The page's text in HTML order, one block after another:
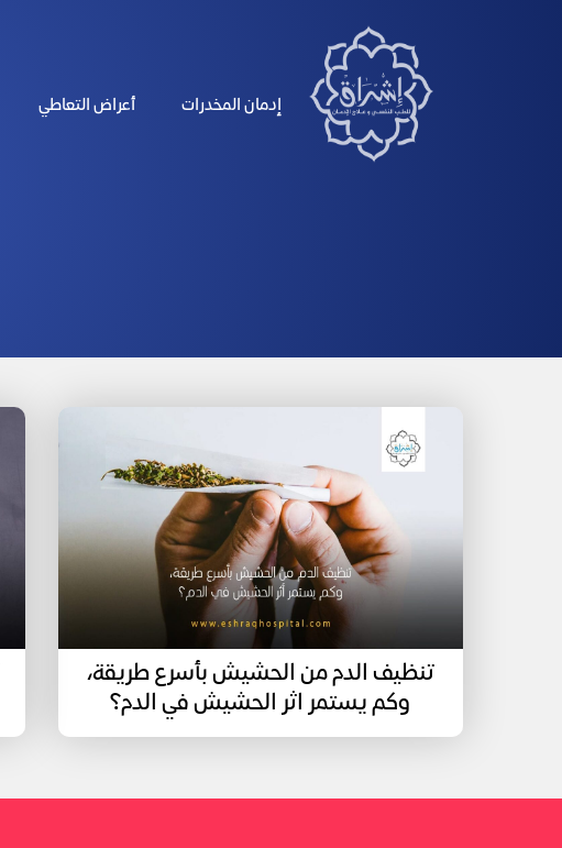
الرئيسية إدمان المخدرات أعراض التعاطي
تنظيف الدم من الحشيش بأسرع طريقة،
وكم يستمر اثر الحشيش في الدم؟